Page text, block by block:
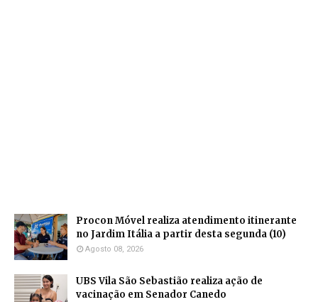
Procon Móvel realiza atendimento itinerante
no Jardim Itália a partir desta segunda (10)
Agosto 08, 2026
UBS Vila São Sebastião realiza ação de
vacinação em Senador Canedo